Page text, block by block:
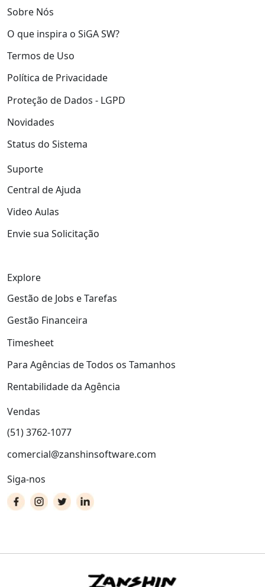
Sobre Nós
O que inspira o SiGA SW?
Termos de Uso
Política de Privacidade
Proteção de Dados - LGPD
Novidades
Status do Sistema
Suporte
Central de Ajuda
Video Aulas
Envie sua Solicitação
Explore
Gestão de Jobs e Tarefas
Gestão Financeira
Timesheet
Para Agências de Todos os Tamanhos
Rentabilidade da Agência
Vendas
(51) 3762-1077
comercial@zanshinsoftware.com
Siga-nos